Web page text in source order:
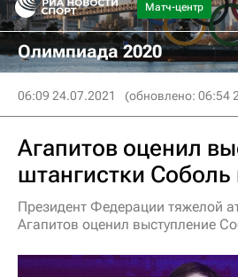
Матч-центр
Олимпиада 2020
06:09 24.07.2021 (обновлено: 06:54
Агапитов оценил
штангистки Соболь
Президент Федерации тяжелой
Агапитов оценил выступление